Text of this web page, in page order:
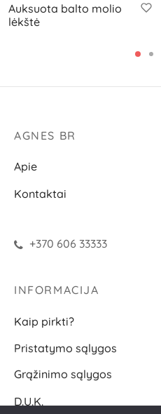
Auksuota balto molio
lėkštė
AGNES BR
Apie
Kontaktai
+370 606 33333
INFORMACIJA
Kaip pirkti?
Pristatymo sąlygos
Grąžinimo sąlygos
D.U.K.